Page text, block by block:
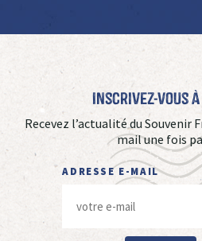
Inscrivez-vous
Recevez l’actualité du Souvenir
mail une fois
ADRESSE E-MAIL